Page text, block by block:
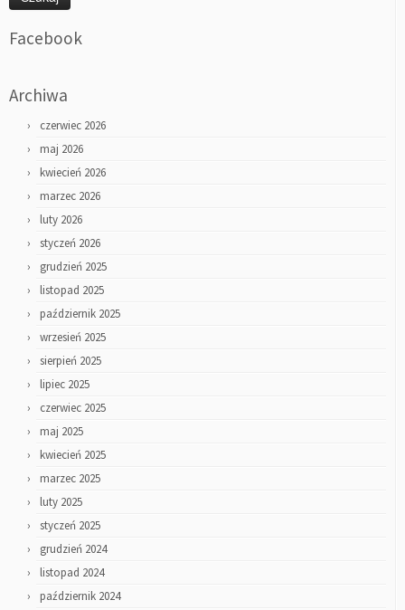
Facebook
Archiwa
czerwiec 2026
maj 2026
kwiecień 2026
marzec 2026
luty 2026
styczeń 2026
grudzień 2025
listopad 2025
październik 2025
wrzesień 2025
sierpień 2025
lipiec 2025
czerwiec 2025
maj 2025
kwiecień 2025
marzec 2025
luty 2025
styczeń 2025
grudzień 2024
listopad 2024
październik 2024